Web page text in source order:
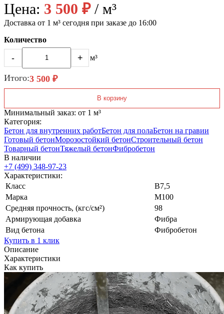
Цена: 3 500 ₽/ м³
Доставка от 1 м³ сегодня при заказе до 16:00
Количество
- + м³
Итого:3 500 ₽
В корзину
Минимальный заказ: от 1 м³
Категория:
Бетон для внутренних работБетон для полаБетон на гравии
Готовый бетонМорозостойкий бетонСтроительный бетон
Товарный бетонТяжелый бетонФибробетон
В наличии
+7 (499) 348-97-23
Характеристики:
Класс
В7,5
Марка
М100
Средняя прочность, (кгс/см²)
98
Армирующая добавка
Фибра
Вид бетона
Фибробетон
Купить в 1 клик
Описание
Характеристики
Как купить